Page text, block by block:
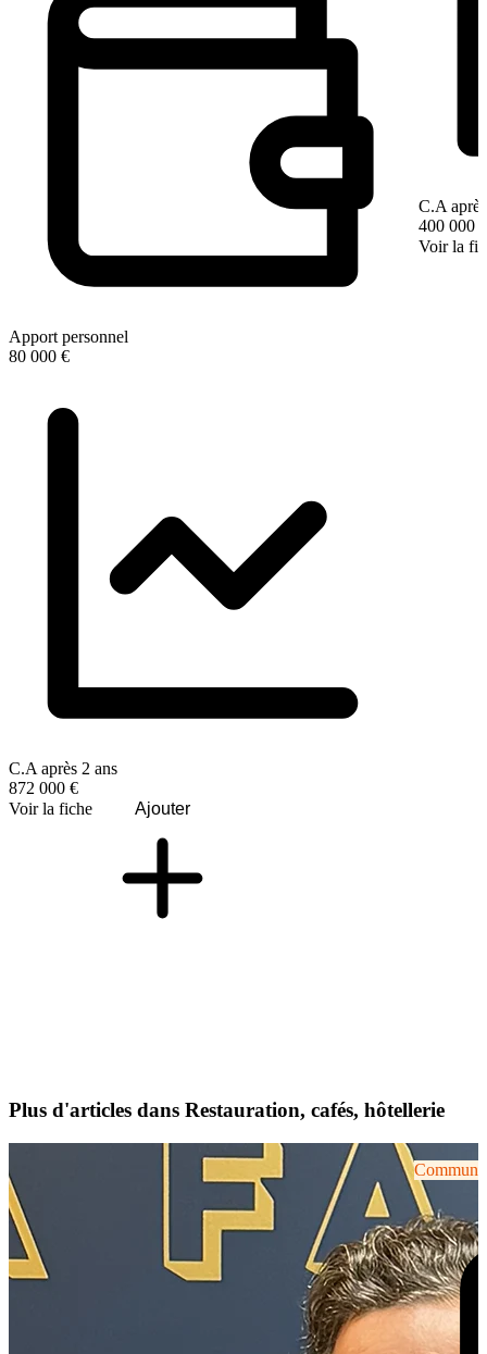
Apport personnel
80 000 €
C.A après 2 ans
872 000 €
Voir la fiche
Ajouter
C.A
400 000 €
Voir la
Plus d'articles dans Restauration, cafés, hôtellerie